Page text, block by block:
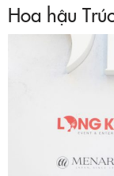
Hoa hậu